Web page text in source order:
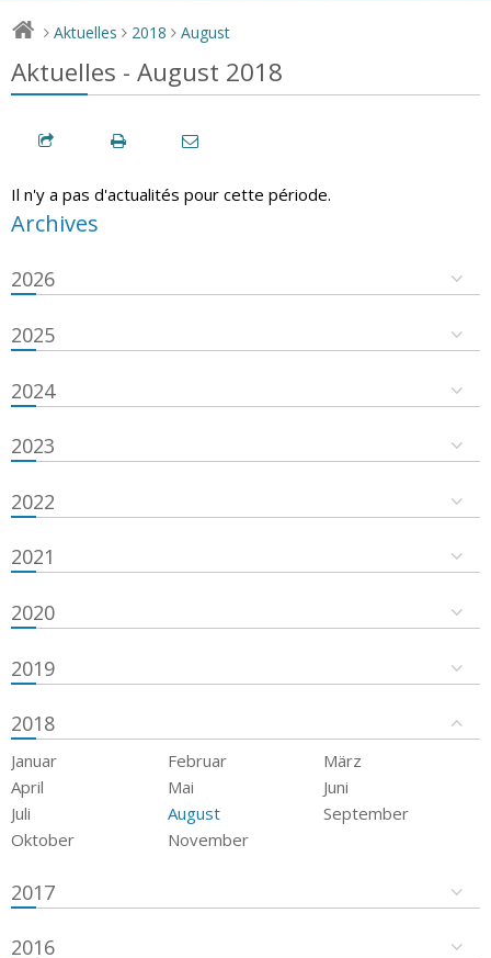
> Aktuelles > 2018 > August
Aktuelles - August 2018
Il n'y a pas d'actualités pour cette période.
Archives
2026
2025
2024
2023
2022
2021
2020
2019
2018
Januar Februar
März
April
Mai
Juni
Juli
August
September
Oktober
November
2017
2016